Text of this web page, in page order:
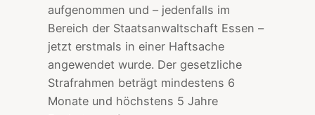
aufgenommen und – jedenfalls im
Bereich der Staatsanwaltschaft Essen –
jetzt erstmals in einer Haftsache
angewendet wurde. Der gesetzliche
Strafrahmen beträgt mindestens 6
Monate und höchstens 5 Jahre